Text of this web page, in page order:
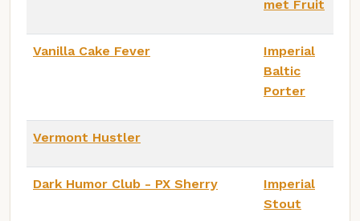
met Fruit
Vanilla Cake Fever
Imperial
Baltic
Porter
Vermont Hustler
Dark Humor Club - PX Sherry
Imperial
Stout